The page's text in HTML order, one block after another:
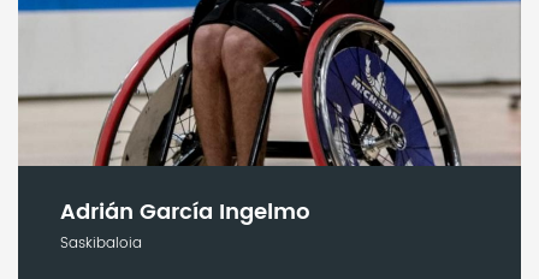
Adrián García Ingelmo
Saskibaloia